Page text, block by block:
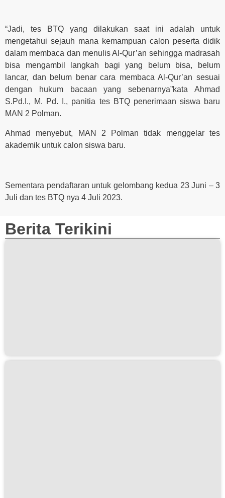
“Jadi, tes BTQ yang dilakukan saat ini adalah untuk
mengetahui sejauh mana kemampuan calon peserta didik
dalam membaca dan menulis Al-Qur’an sehingga madrasah
bisa mengambil langkah bagi yang belum bisa, belum
lancar, dan belum benar cara membaca Al-Qur’an sesuai
dengan hukum bacaan yang sebenarnya”kata Ahmad
S.Pd.I., M. Pd. I., panitia tes BTQ penerimaan siswa baru
MAN 2 Polman.
Ahmad menyebut, MAN 2 Polman tidak menggelar tes
akademik untuk calon siswa baru.
Sementara pendaftaran untuk gelombang kedua 23 Juni – 3
Juli dan tes BTQ nya 4 Juli 2023.
Berita Terikini